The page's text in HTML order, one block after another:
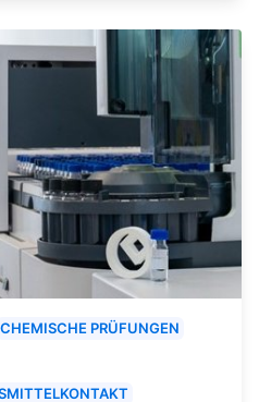
CHEMISCHE PRÜFUNGEN